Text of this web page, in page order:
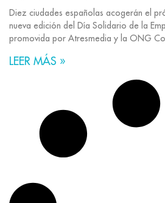
Diez ciudades españolas acogerán el
nueva edición del Día Solidario de la
promovida por Atresmedia y la ONG
LEER MÁS »